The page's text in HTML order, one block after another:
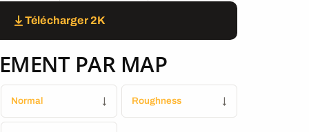
Télécharger 2K
PAR MAP
Normal ↓ Roughness ↓